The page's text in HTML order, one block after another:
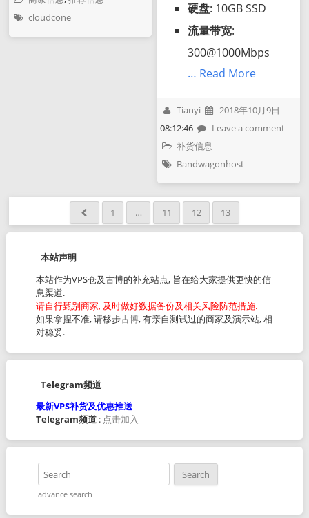
cloudcone
硬盘: 10GB SSD
流量带宽:
300@1000Mbps
… Read More
Tianyi
2018年10月9日
08:12:46
Leave a comment
补货信息
Bandwagonhost
1 … 11 12 13
本站声明
本站作为VPS仓及古博的补充站点, 旨在给大家提供更快的信
息渠道.
请自行甄别商家, 及时做好数据备份及相关风险防范措施.
如果拿捏不准, 请移步古博, 有亲自测试过的商家及演示站, 相
对稳妥.
Telegram频道
最新VPS补货及优惠推送
Telegram频道: 点击加入
advance search